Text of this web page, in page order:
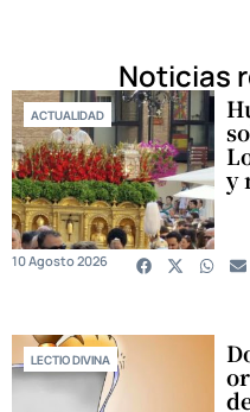
Noticias
ACTUALIDAD
y
10 Agosto 2026
LECTIO DIVINA